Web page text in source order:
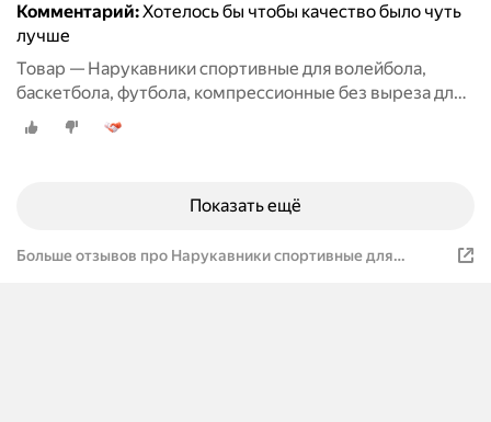
Комментарий:Хотелось бы чтобы качество было чуть
лучше
Товар — Нарукавники спортивные для волейбола,
баскетбола, футбола, компрессионные без выреза для
пальцев, 2 пары черные + белые
Показать ещё
Больше отзывов про Нарукавники спортивные для